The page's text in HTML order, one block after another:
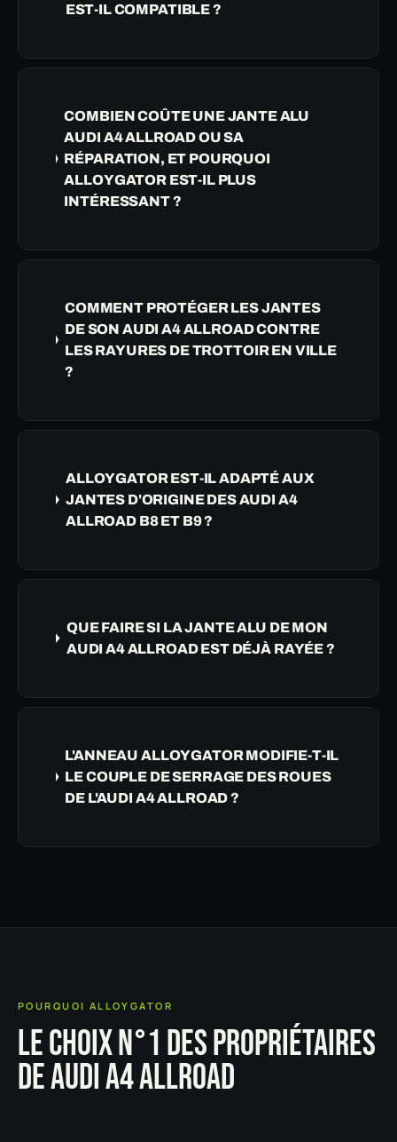
EST-IL COMPATIBLE ?
COMBIEN COÛTE UNE JANTE ALU
AUDI A4 ALLROAD OU SA
RÉPARATION, ET POURQUOI
ALLOYGATOR EST-IL PLUS
INTÉRESSANT ?
COMMENT PROTÉGER LES JANTES
DE SON AUDI A4 ALLROAD CONTRE
LES RAYURES DE TROTTOIR EN VILLE
?
ALLOYGATOR EST-IL ADAPTÉ AUX
JANTES D'ORIGINE DES AUDI A4
ALLROAD B8 ET B9 ?
QUE FAIRE SI LA JANTE ALU DE MON
AUDI A4 ALLROAD EST DÉJÀ RAYÉE ?
L'ANNEAU ALLOYGATOR MODIFIE-T-IL
LE COUPLE DE SERRAGE DES ROUES
DE L'AUDI A4 ALLROAD ?
POURQUOI ALLOYGATOR
LE CHOIX N°1 DES PROPRIÉTAIRES
DE AUDI A4 ALLROAD